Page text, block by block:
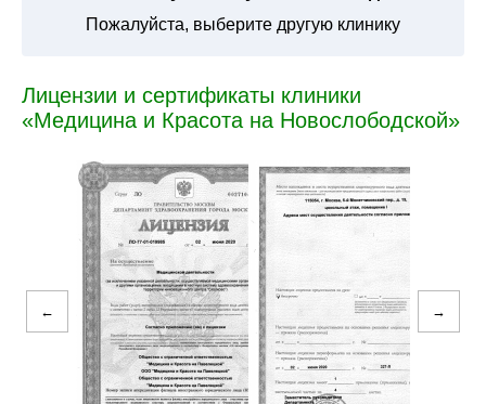
Пожалуйста, выберите другую клинику
Лицензии и сертификаты клиники
«Медицина и Красота на Новослободской»
← →